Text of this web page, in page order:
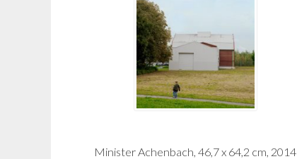
Minister Achenbach, 46,7 x 64,2 cm, 2014